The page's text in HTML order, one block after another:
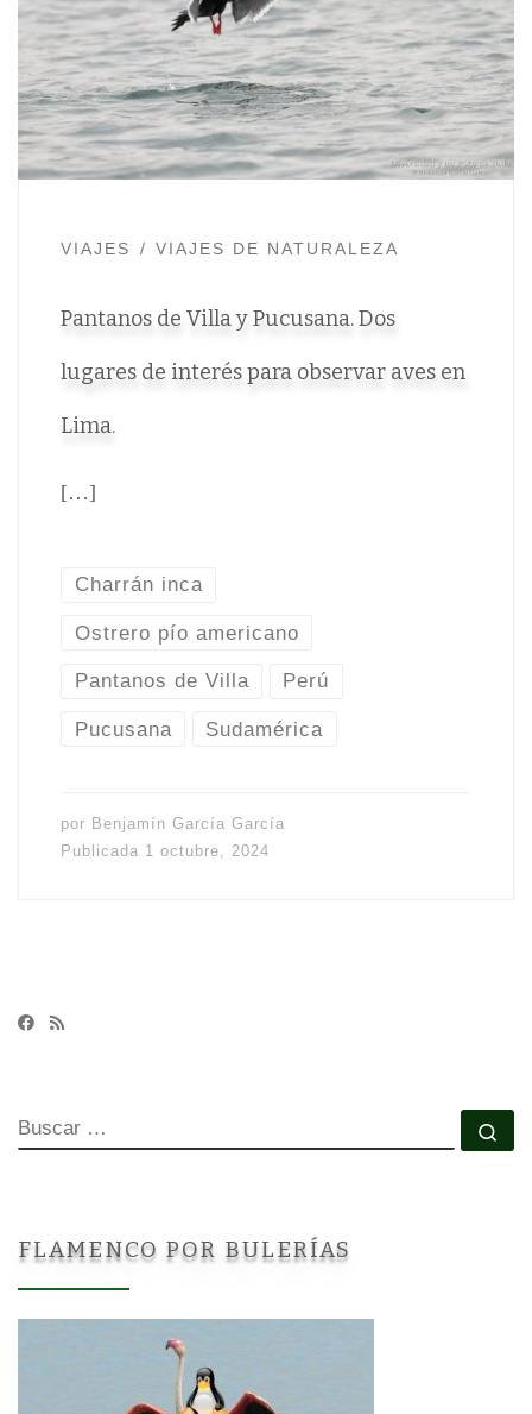
VIAJES VIAJES DE NATURALEZA
Pantanos de Villa y Pucusana. Dos
lugares de interés para observar aves en
Lima.
[…]
Charrán inca
Ostrero pío americano
Pantanos de Villa Perú
Pucusana Sudamérica
por Benjamín García García
Publicada 1 octubre, 2024
BUSCAR
FLAMENCO POR BULERÍAS